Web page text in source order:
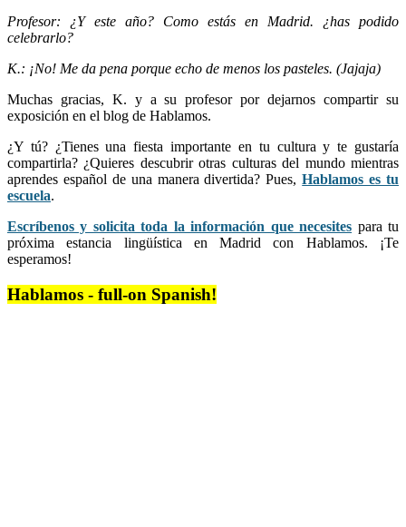
Profesor: ¿Y este año? Como estás en Madrid. ¿has podido
celebrarlo?
K.: ¡No! Me da pena porque echo de menos los pasteles. (Jajaja)
Muchas gracias, K. y a su profesor por dejarnos compartir su
exposición en el blog de Hablamos.
¿Y tú? ¿Tienes una fiesta importante en tu cultura y te gustaría
compartirla? ¿Quieres descubrir otras culturas del mundo mientras
aprendes español de una manera divertida? Pues,Hablamos es tu
escuela.
Escríbenos y solicita toda la información que necesites para tu
próxima estancia lingüística en Madrid con Hablamos. ¡Te
esperamos!
Hablamos - full-on Spanish!